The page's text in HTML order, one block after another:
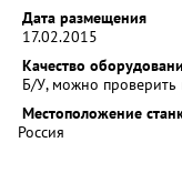
Дата размещения
17.02.2015
Качество
Б/У, можно проверить
Местоположение
Россия